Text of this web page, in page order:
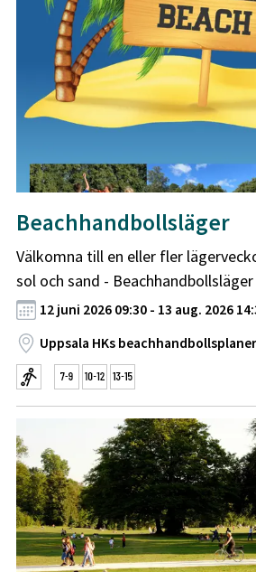
Beachhandbollsläger
Välkomna till en eller fler
sol och sand -
12 juni 2026 09:30 - 13 aug. 2026
Uppsala HKs beachhandbollsplaner